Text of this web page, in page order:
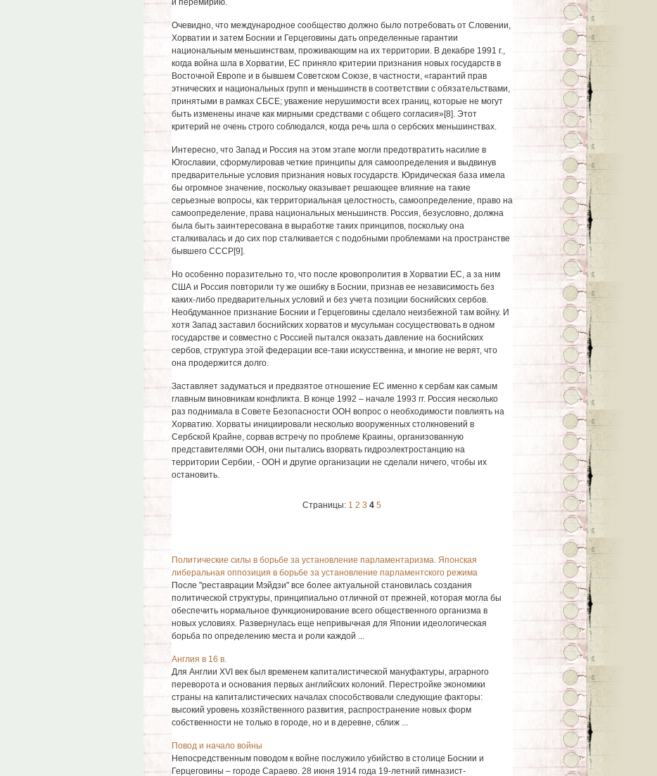
и перемирию.
Очевидно, что международное сообщество должно было потребовать от Словении,
Хорватии и затем Боснии и Герцеговины дать определенные гарантии
национальным меньшинствам, проживающим на их территории. В декабре 1991 г.,
когда война шла в Хорватии, ЕС приняло критерии признания новых государств в
Восточной Европе и в бывшем Советском Союзе, в частности, «гарантий прав
этнических и национальных групп и меньшинств в соответствии с обязательствами,
принятыми в рамках СБСЕ; уважение нерушимости всех границ, которые не могут
быть изменены иначе как мирными средствами с общего согласия»[8]. Этот
критерий не очень строго соблюдался, когда речь шла о сербских меньшинствах.
Интересно, что Запад и Россия на этом этапе могли предотвратить насилие в
Югославии, сформулировав четкие принципы для самоопределения и выдвинув
предварительные условия признания новых государств. Юридическая база имела
бы огромное значение, поскольку оказывает решающее влияние на такие
серьезные вопросы, как территориальная целостность, самоопределение, право на
самоопределение, права национальных меньшинств. Россия, безусловно, должна
была быть заинтересована в выработке таких принципов, поскольку она
сталкивалась и до сих пор сталкивается с подобными проблемами на пространстве
бывшего СССР[9].
Но особенно поразительно то, что после кровопролития в Хорватии ЕС, а за ним
США и Россия повторили ту же ошибку в Боснии, признав ее независимость без
каких-либо предварительных условий и без учета позиции боснийских сербов.
Необдуманное признание Боснии и Герцеговины сделало неизбежной там войну. И
хотя Запад заставил боснийских хорватов и мусульман сосуществовать в одном
государстве и совместно с Россией пытался оказать давление на боснийских
сербов, структура этой федерации все-таки искусственна, и многие не верят, что
она продержится долго.
Заставляет задуматься и предвзятое отношение ЕС именно к сербам как самым
главным виновникам конфликта. В конце 1992 – начале 1993 гг. Россия несколько
раз поднимала в Совете Безопасности ООН вопрос о необходимости повлиять на
Хорватию. Хорваты инициировали несколько вооруженных столкновений в
Сербской Крайне, сорвав встречу по проблеме Краины, организованную
представителями ООН, они пытались взорвать гидроэлектростанцию на
территории Сербии, - ООН и другие организации не сделали ничего, чтобы их
остановить.
Страницы: 1 2 3 4 5
Политические силы в борьбе за установление парламентаризма. Японская
либеральная оппозиция в борьбе за установление парламентского режима
После "реставрации Мэйдзи" все более актуальной становилась создания
политической структуры, принципиально отличной от прежней, которая могла бы
обеспечить нормальное функционирование всего общественного организма в
новых условиях. Развернулась еще непривычная для Японии идеологическая
борьба по определению места и роли каждой ...
Англия в 16 в.
Для Англии XVI век был временем капиталистической мануфактуры, аграрного
переворота и основания первых английских колоний. Перестройке экономики
страны на капиталистических началах способствовали следующие факторы:
высокий уровень хозяйственного развития, распространение новых форм
собственности не только в городе, но и в деревне, сближ ...
Повод и начало войны
Непосредственным поводом к войне послужило убийство в столице Боснии и
Герцеговины – городе Сараево. 28 июня 1914 года 19-летний гимназист-